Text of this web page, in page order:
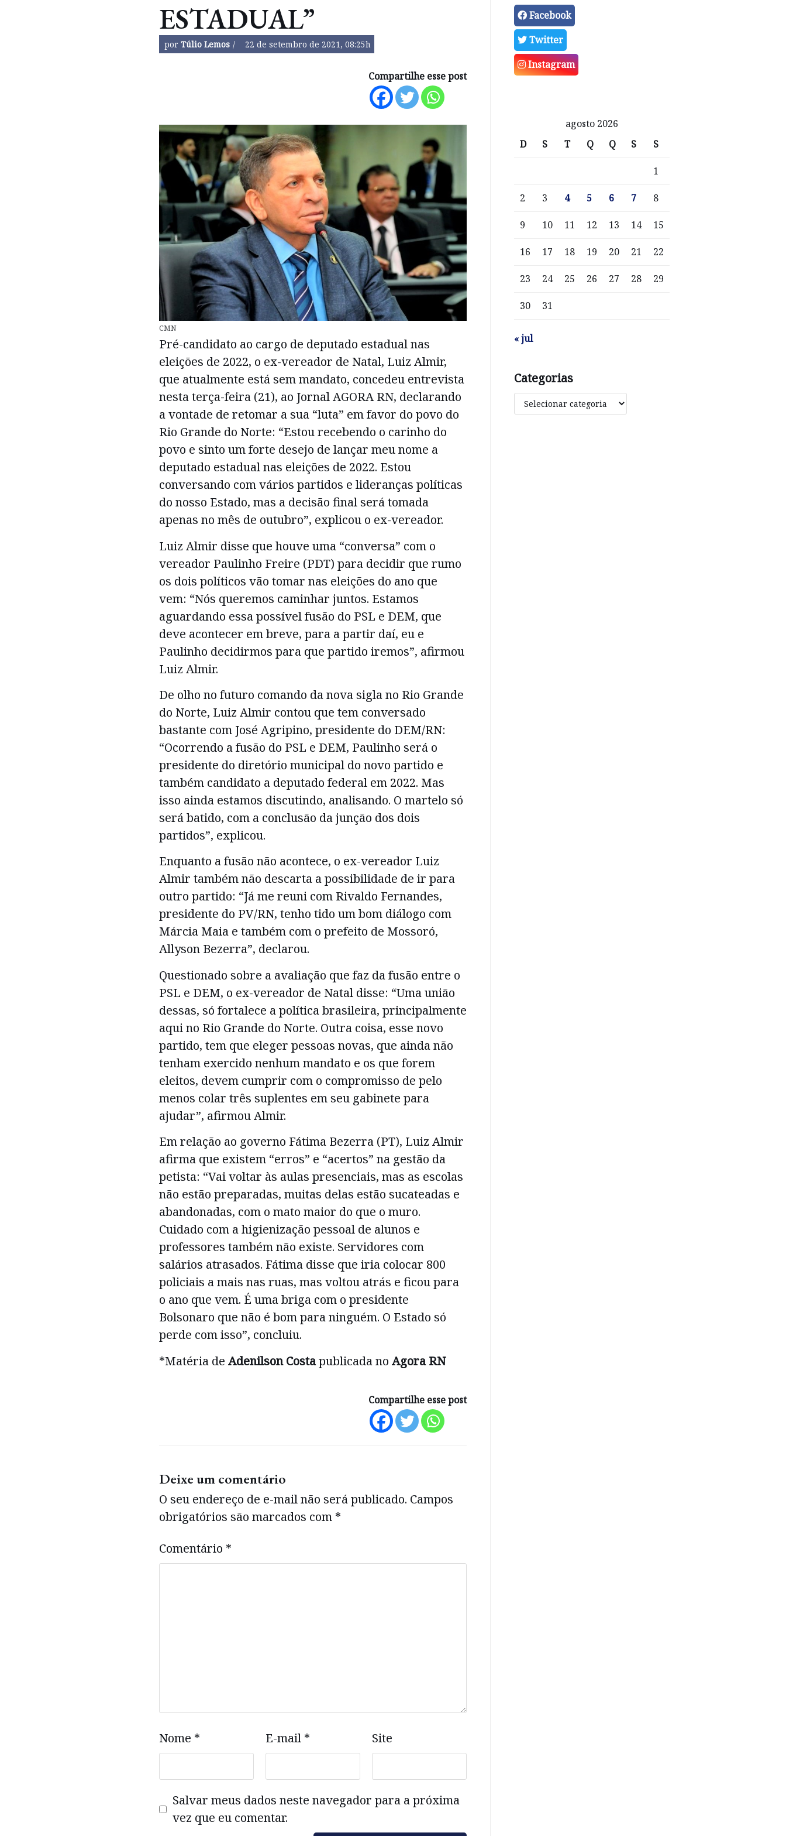
ESTADUAL”
por Túlio Lemos 22 de setembro de 2021, 08:25h
Compartilhe esse post
CMN
Pré-candidato ao cargo de deputado estadual nas
eleições de 2022, o ex-vereador de Natal, Luiz Almir,
que atualmente está sem mandato, concedeu entrevista
nesta terça-feira (21), ao Jornal AGORA RN, declarando
a vontade de retomar a sua “luta” em favor do povo do
Rio Grande do Norte: “Estou recebendo o carinho do
povo e sinto um forte desejo de lançar meu nome a
deputado estadual nas eleições de 2022. Estou
conversando com vários partidos e lideranças políticas
do nosso Estado, mas a decisão final será tomada
apenas no mês de outubro”, explicou o ex-vereador.
Luiz Almir disse que houve uma “conversa” com o
vereador Paulinho Freire (PDT) para decidir que rumo
os dois políticos vão tomar nas eleições do ano que
vem: “Nós queremos caminhar juntos. Estamos
aguardando essa possível fusão do PSL e DEM, que
deve acontecer em breve, para a partir daí, eu e
Paulinho decidirmos para que partido iremos”, afirmou
Luiz Almir.
De olho no futuro comando da nova sigla no Rio Grande
do Norte, Luiz Almir contou que tem conversado
bastante com José Agripino, presidente do DEM/RN:
“Ocorrendo a fusão do PSL e DEM, Paulinho será o
presidente do diretório municipal do novo partido e
também candidato a deputado federal em 2022. Mas
isso ainda estamos discutindo, analisando. O martelo só
será batido, com a conclusão da junção dos dois
partidos”, explicou.
Enquanto a fusão não acontece, o ex-vereador Luiz
Almir também não descarta a possibilidade de ir para
outro partido: “Já me reuni com Rivaldo Fernandes,
presidente do PV/RN, tenho tido um bom diálogo com
Márcia Maia e também com o prefeito de Mossoró,
Allyson Bezerra”, declarou.
Questionado sobre a avaliação que faz da fusão entre o
PSL e DEM, o ex-vereador de Natal disse: “Uma união
dessas, só fortalece a política brasileira, principalmente
aqui no Rio Grande do Norte. Outra coisa, esse novo
partido, tem que eleger pessoas novas, que ainda não
tenham exercido nenhum mandato e os que forem
eleitos, devem cumprir com o compromisso de pelo
menos colar três suplentes em seu gabinete para
ajudar”, afirmou Almir.
Em relação ao governo Fátima Bezerra (PT), Luiz Almir
afirma que existem “erros” e “acertos” na gestão da
petista: “Vai voltar às aulas presenciais, mas as escolas
não estão preparadas, muitas delas estão sucateadas e
abandonadas, com o mato maior do que o muro.
Cuidado com a higienização pessoal de alunos e
professores também não existe. Servidores com
salários atrasados. Fátima disse que iria colocar 800
policiais a mais nas ruas, mas voltou atrás e ficou para
o ano que vem. É uma briga com o presidente
Bolsonaro que não é bom para ninguém. O Estado só
perde com isso”, concluiu.
*Matéria de Adenilson Costapublicada no Agora RN
Compartilhe esse post
Deixe um comentário
O seu endereço de e-mail não será publicado. Campos
obrigatórios são marcados com *
Comentário *
Nome * E-mail * Site
Salvar meus dados neste navegador para a próxima
vez que eu comentar.
Facebook
Twitter
Instagram
agosto 2026
D
S T Q Q S S
1
2 3 4 5 6 7 8
9 10 11 12 13 14 15
16 17 18 19 20 21 22
23 24 25 26 27 28 29
30 31
« jul
Categorias